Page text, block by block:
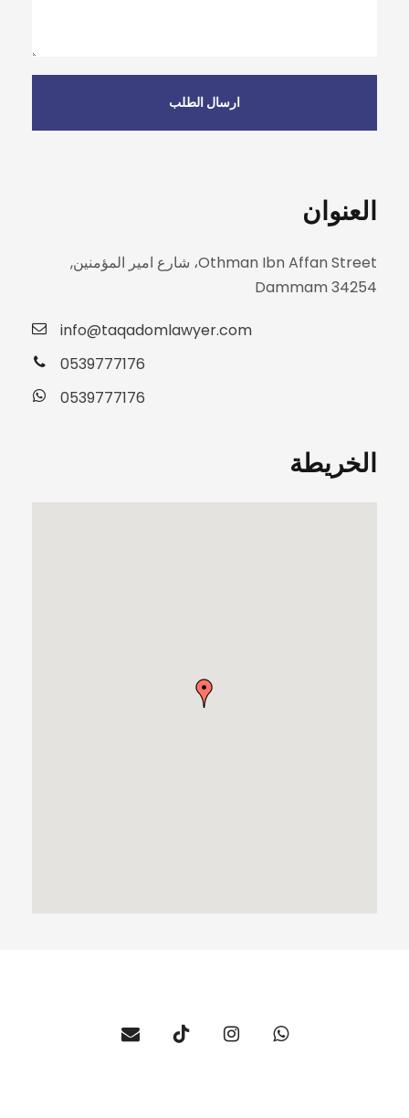
العنوان
Othman Ibn Affan Street، شارع امير المؤمنين,
Dammam 34254
info@taqadomlawyer.com
0539777176
0539777176
الخريطة